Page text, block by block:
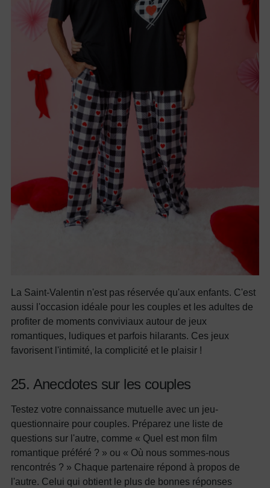
La Saint-Valentin n'est pas réservée qu'aux enfants. C'est
aussi l'occasion idéale pour les couples et les adultes de
profiter de moments conviviaux autour de jeux
romantiques, ludiques et parfois hilarants. Ces jeux
favorisent l'intimité, la complicité et le plaisir !
25. Anecdotes sur les couples
Testez votre connaissance mutuelle avec un jeu-
questionnaire pour couples. Préparez une liste de
questions sur l'autre, comme « Quel est mon film
romantique préféré ? » ou « Où nous sommes-nous
rencontrés ? » Chaque partenaire répond à propos de
l'autre. Celui qui obtient le plus de bonnes réponses